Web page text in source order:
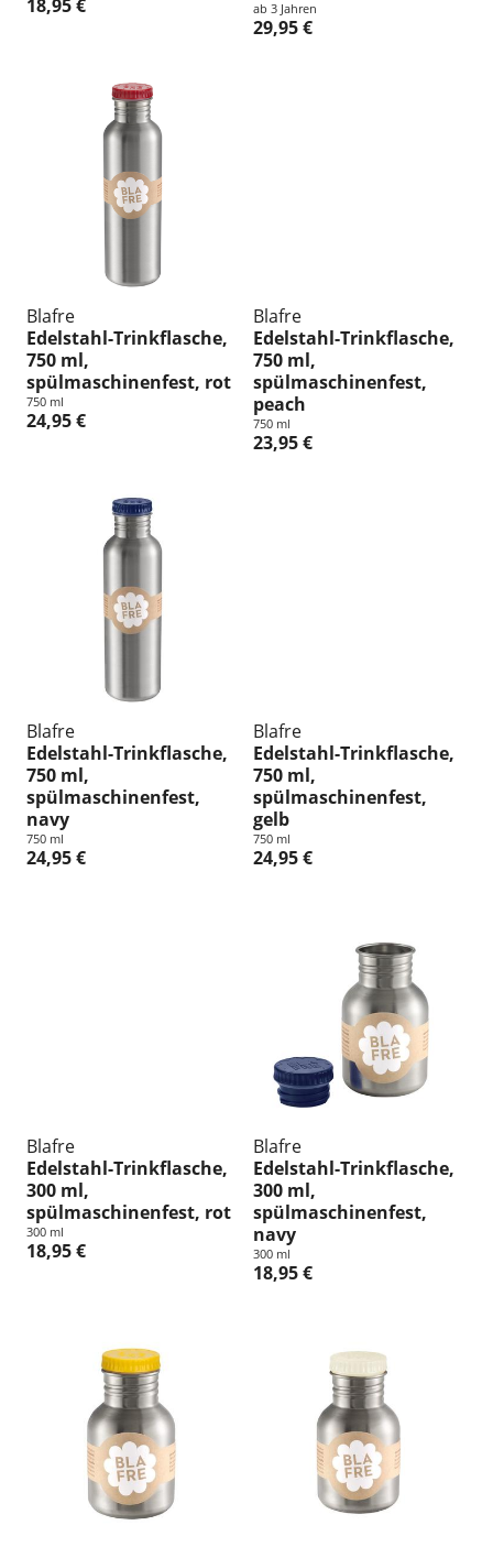
18,95 € ab 3 Jahren
29,95 €
Blafre
Edelstahl-Trinkflasche,
750 ml,
spülmaschinenfest, rot
750 ml
24,95 €
Blafre
Edelstahl-Trinkflasche,
750 ml,
spülmaschinenfest,
peach
750 ml
23,95 €
Blafre
Edelstahl-Trinkflasche,
750 ml,
spülmaschinenfest,
navy
750 ml
24,95 €
Blafre
Edelstahl-Trinkflasche,
750 ml,
spülmaschinenfest,
gelb
750 ml
24,95 €
Blafre
Edelstahl-Trinkflasche,
300 ml,
spülmaschinenfest, rot
300 ml
18,95 €
Blafre
Edelstahl-Trinkflasche,
300 ml,
spülmaschinenfest,
navy
300 ml
18,95 €